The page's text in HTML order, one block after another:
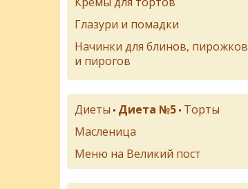
Глазури и помадки
Начинки для блинов, пирожков
и пирогов
Диеты • Диета №5 • Торты
Масленица
Меню на Великий пост